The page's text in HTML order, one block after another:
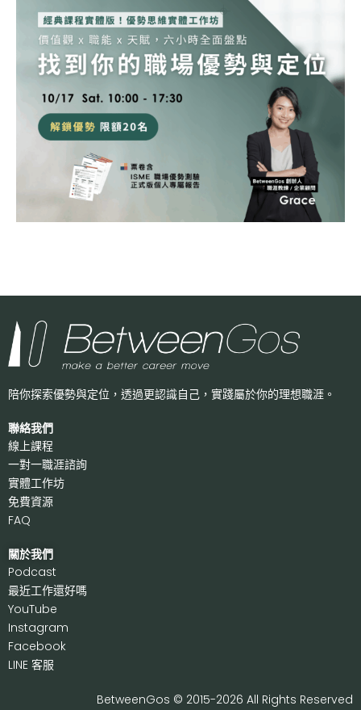
陪你探索優勢與定位，透過更認識自己， 實踐屬於你的理想職涯。
聯絡我們
線上課程
一對一職涯諮詢
實體工作坊
免費資源
FAQ
關於我們
Podcast
最近工作還好嗎
YouTube
Instagram
Facebook
LINE 客服
BetweenGos © 2015-2026 All Rights Reserved